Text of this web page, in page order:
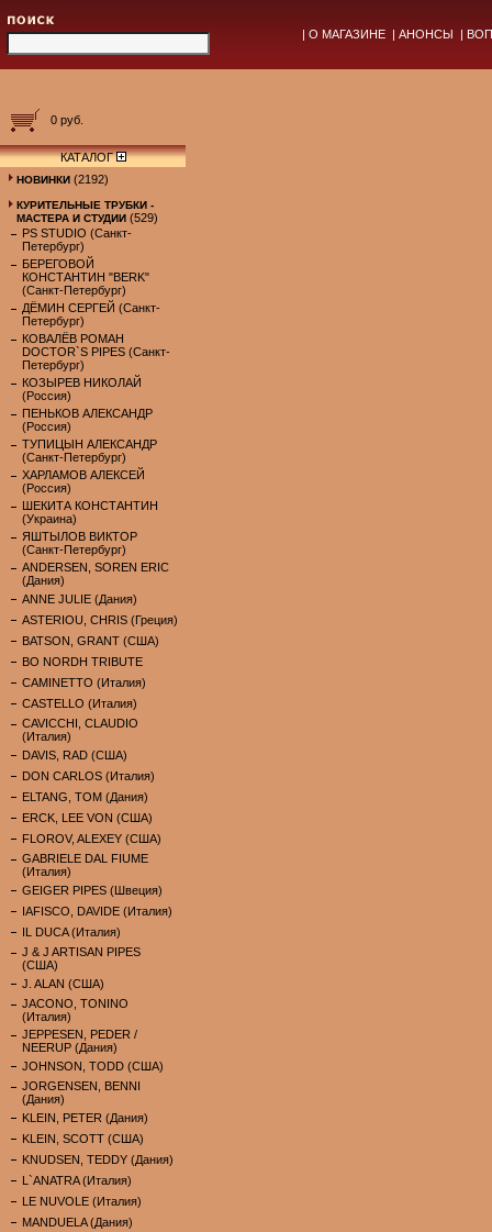
| О МАГАЗИНЕ | АНОНСЫ |
0 руб.
КАТАЛОГ
НОВИНКИ (2192)
КУРИТЕЛЬНЫЕ ТРУБКИ -
МАСТЕРА И СТУДИИ (529)
PS STUDIO (Санкт-
Петербург)
БЕРЕГОВОЙ
КОНСТАНТИН "BERK"
(Санкт-Петербург)
ДЁМИН СЕРГЕЙ (Санкт-
Петербург)
КОВАЛЁВ РОМАН
DOCTOR`S PIPES (Санкт-
Петербург)
КОЗЫРЕВ НИКОЛАЙ
(Россия)
ПЕНЬКОВ АЛЕКСАНДР
(Россия)
ТУПИЦЫН АЛЕКСАНДР
(Санкт-Петербург)
ХАРЛАМОВ АЛЕКСЕЙ
(Россия)
ШЕКИТА КОНСТАНТИН
(Украина)
ЯШТЫЛОВ ВИКТОР
(Санкт-Петербург)
ANDERSEN, SOREN ERIC
(Дания)
ANNE JULIE (Дания)
ASTERIOU, CHRIS (Греция)
BATSON, GRANT (США)
BO NORDH TRIBUTE
CAMINETTO (Италия)
CASTELLO (Италия)
CAVICCHI, CLAUDIO
(Италия)
DAVIS, RAD (США)
DON CARLOS (Италия)
ELTANG, TOM (Дания)
ERCK, LEE VON (США)
FLOROV, ALEXEY (США)
GABRIELE DAL FIUME
(Италия)
GEIGER PIPES (Швеция)
IAFISCO, DAVIDE (Италия)
IL DUCA (Италия)
J & J ARTISAN PIPES
(США)
J. ALAN (США)
JACONO, TONINO
(Италия)
JEPPESEN, PEDER /
NEERUP (Дания)
JOHNSON, TODD (США)
JORGENSEN, BENNI
(Дания)
KLEIN, PETER (Дания)
KLEIN, SCOTT (США)
KNUDSEN, TEDDY (Дания)
L`ANATRA (Италия)
LE NUVOLE (Италия)
MANDUELA (Дания)